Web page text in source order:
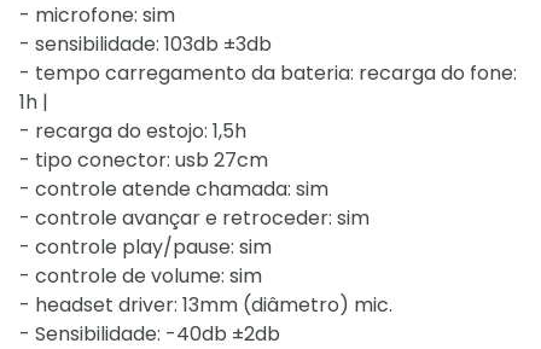
- microfone: sim
- sensibilidade: 103db ±3db
- tempo carregamento da bateria: recarga do fone:
1h |
- recarga do estojo: 1,5h
- tipo conector: usb 27cm
- controle atende chamada: sim
- controle avançar e retroceder: sim
- controle play/pause: sim
- controle de volume: sim
- headset driver: 13mm (diâmetro) mic.
- Sensibilidade: -40db ±2db